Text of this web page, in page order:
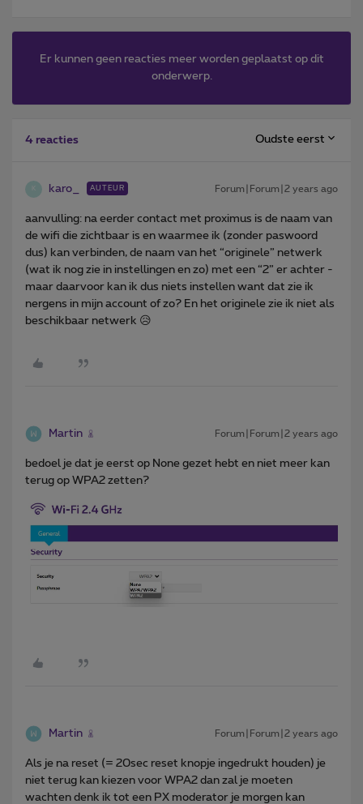
Er kunnen geen reacties meer worden geplaatst op dit
onderwerp.
4 reacties Oudste eerst
K karo_ AUTEUR Forum|Forum|2 years ago
aanvulling: na eerder contact met proximus is de naam van
de wifi die zichtbaar is en waarmee ik (zonder paswoord
dus) kan verbinden, de naam van het “originele” netwerk
(wat ik nog zie in instellingen en zo) met een “2” er achter -
maar daarvoor kan ik dus niets instellen want dat zie ik
nergens in mijn account of zo? En het originele zie ik niet als
beschikbaar netwerk 😥
Martin Forum|Forum|2 years ago
bedoel je dat je eerst op None gezet hebt en niet meer kan
terug op WPA2 zetten?
Martin Forum|Forum|2 years ago
Als je na reset (= 20sec reset knopje ingedrukt houden) je
niet terug kan kiezen voor WPA2 dan zal je moeten
wachten denk ik tot een PX moderator je morgen kan